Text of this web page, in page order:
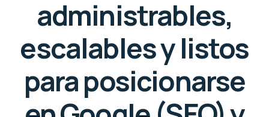
administrables,
escalables y listos
para posicionarse